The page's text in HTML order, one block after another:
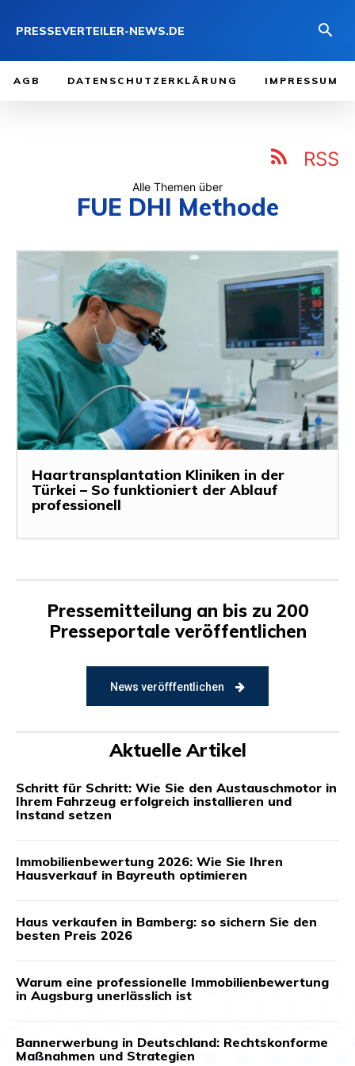
PRESSEVERTEILER-NEWS.DE
AGB DATENSCHUTZERKLÄRUNG IMPRESSUM
RSS
Alle Themen über
FUE DHI Methode
Haartransplantation Kliniken in der
Türkei – So funktioniert der Ablauf
professionell
Pressemitteilung an bis zu 200
Presseportale veröffentlichen
News veröfffentlichen
Aktuelle Artikel
Schritt für Schritt: Wie Sie den Austauschmotor in
Ihrem Fahrzeug erfolgreich installieren und
Instand setzen
Immobilienbewertung 2026: Wie Sie Ihren
Hausverkauf in Bayreuth optimieren
Haus verkaufen in Bamberg: so sichern Sie den
besten Preis 2026
Warum eine professionelle Immobilienbewertung
in Augsburg unerlässlich ist
Bannerwerbung in Deutschland: Rechtskonforme
Maßnahmen und Strategien